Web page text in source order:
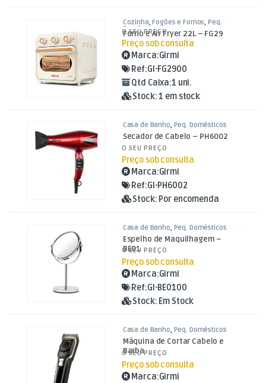
Cozinha, Fogões e Fornos, Peq.
Domésticos
Forno e Air Fryer 22L – FG29
O SEU PREÇO
Preço sob consulta
Marca:Girmi
Ref:GI-FG2900
Qtd Caixa:1 uni.
Stock: 1 em stock
Casa de Banho, Peq. Domésticos
Secador de Cabelo – PH6002
O SEU PREÇO
Preço sob consulta
Marca:Girmi
Ref:GI-PH6002
Stock: Por encomenda
Casa de Banho, Peq. Domésticos
Espelho de Maquilhagem –
BE01
O SEU PREÇO
Preço sob consulta
Marca:Girmi
Ref:GI-BE0100
Stock: Em Stock
Casa de Banho, Peq. Domésticos
Máquina de Cortar Cabelo e
Barba
O SEU PREÇO
Preço sob consulta
Marca:Girmi